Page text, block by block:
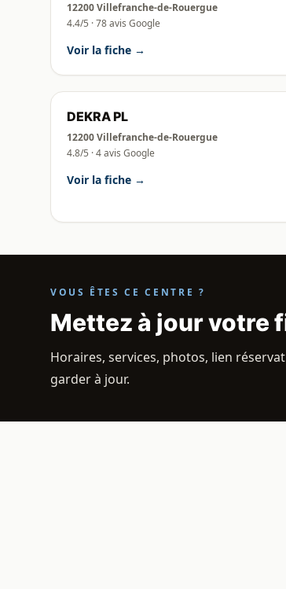
12200 Villefranche-de-Rouergue
4.4/5 · 78 avis Google
Voir la fiche →
DEKRA PL
12200 Villefranche-de-Rouergue
4.8/5 · 4 avis Google
Voir la fiche →
VOUS ÊTES CE CENTRE ?
Mettez à jour votre
Horaires, services, photos, lien
garder à jour.